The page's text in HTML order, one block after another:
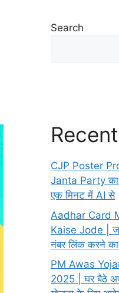
Search
CJP Poster
Janta Party का
एक मिनट में AI से
Aadhar Card
Kaise Jode |
नंबर लिंक करने
PM Awas
2025 | घर बैठे